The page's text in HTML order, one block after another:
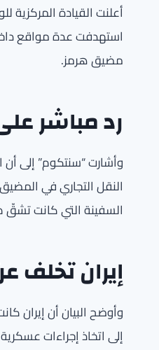
أعلنت القيادة المركزية
استهدفت عدة مواقع داخل
مضيق هرمز.
رد مباشر
وأشارت “سنتكوم” إلى أن
النقل التجاري في
السفينة التي كانت تشقّ
إيران تخلف
وأوضح البيان أن إيران
إلى اتخاذ إجراءات